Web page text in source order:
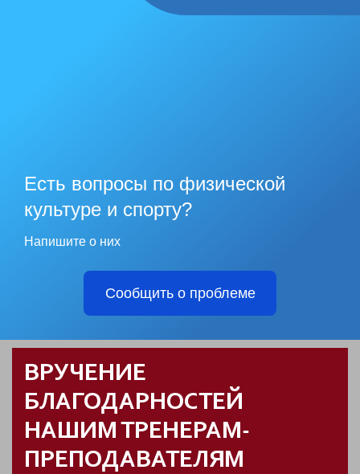
Есть вопросы по физической
культуре и спорту?
Напишите о них
Сообщить о проблеме
ВРУЧЕНИЕ
БЛАГОДАРНОСТЕЙ
НАШИМ ТРЕНЕРАМ-
ПРЕПОДАВАТЕЛЯМ